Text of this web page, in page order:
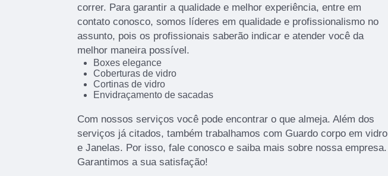
correr. Para garantir a qualidade e melhor experiência, entre em
contato conosco, somos líderes em qualidade e profissionalismo no
assunto, pois os profissionais saberão indicar e atender você da
melhor maneira possível.
Boxes elegance
Coberturas de vidro
Cortinas de vidro
Envidraçamento de sacadas
Com nossos serviços você pode encontrar o que almeja. Além dos
serviços já citados, também trabalhamos com Guardo corpo em vidro
e Janelas. Por isso, fale conosco e saiba mais sobre nossa empresa.
Garantimos a sua satisfação!